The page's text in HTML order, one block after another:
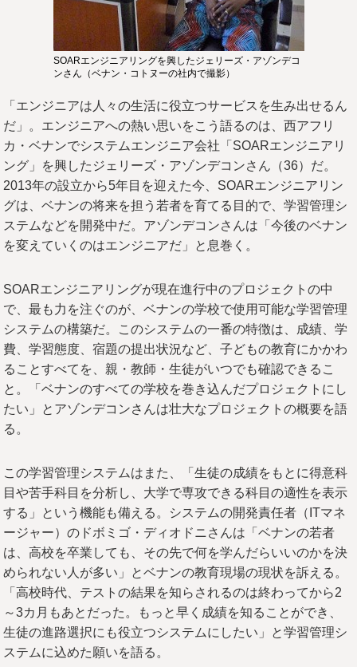
SOARエンジニアリングを興したジェリーズ・アゾンデコ
ンさん（ベナン・コトヌーの社内で撮影）
「エンジニアは人々の生活に役立つサービスを生み出せるん
だ」。エンジニアへの熱い思いをこう語るのは、西アフリ
カ・ベナンでシステムエンジニア会社「SOARエンジニアリ
ング」を興したジェリーズ・アゾンデコンさん（36）だ。
2013年の設立から5年目を迎えた今、SOARエンジニアリン
グは、ベナンの将来を担う若者を育てる目的で、学習管理シ
ステムなどを開発中だ。アゾンデコンさんは「今後のベナン
を変えていくのはエンジニアだ」と息巻く。
SOARエンジニアリングが現在進行中のプロジェクトの中
で、最も力を注ぐのが、ベナンの学校で使用可能な学習管理
システムの構築だ。このシステムの一番の特徴は、成績、学
費、学習態度、宿題の提出状況など、子どもの教育にかかわ
ることすべてを、親・教師・生徒がいつでも確認できるこ
と。「ベナンのすべての学校を巻き込んだプロジェクトにし
たい」とアゾンデコンさんは壮大なプロジェクトの概要を語
る。
この学習管理システムはまた、「生徒の成績をもとに得意科
目や苦手科目を分析し、大学で専攻できる科目の適性を表示
する」という機能も備える。システムの開発責任者（ITマネ
ージャー）のドボミゴ・ディオドニさんは「ベナンの若者
は、高校を卒業しても、その先で何を学んだらいいのかを決
められない人が多い」とベナンの教育現場の現状を訴える。
「高校時代、テストの結果を知らされるのは終わってから2
～3カ月もあとだった。もっと早く成績を知ることができ、
生徒の進路選択にも役立つシステムにしたい」と学習管理シ
ステムに込めた願いを語る。